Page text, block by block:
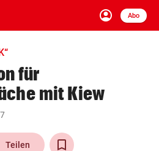
account_circle
Anmelden
Abo
close Schließen
arrow_right
arrow_right
für
mit Kiew
Teilen